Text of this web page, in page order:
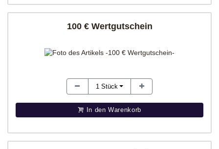
100 € Wertgutschein
1 Stück
In den Warenkorb